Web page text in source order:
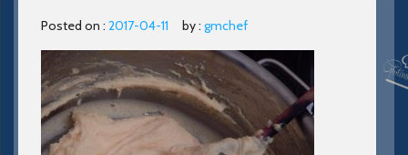
Posted on : 2017-04-11 by : gmchef